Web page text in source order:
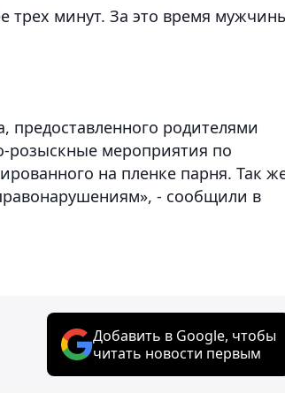
трех минут. За это время
предоставленного родителями
розыскные мероприятия по
на пленке парня. Так
- сообщили в
Добавить в Google, чтобы
читать новости первым